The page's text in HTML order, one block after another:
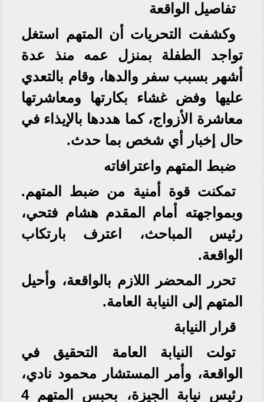
تفاصيل الواقعة
وكشفت التحريات أن المتهم استغل
تواجد الطفلة بمنزل عمه منذ عدة
أشهر بسبب سفر والدها، وقام بالتعدي
عليها وفض غشاء بكارتها ومعاشرتها
معاشرة الأزواج، كما هددها بالإيذاء في
حال إخبار أي شخص بما حدث.
ضبط المتهم واعترافاته
تمكنت قوة أمنية من ضبط المتهم.
وبمواجهته أمام المقدم هشام فتحي،
رئيس المباحث، اعترف بارتكاب
الواقعة.
تحرر المحضر اللازم بالواقعة، وأحيل
المتهم إلى النيابة العامة.
قرار النيابة
تولت النيابة العامة التحقيق في
الواقعة، وأمر المستشار محمود نادي،
رئيس نيابة الجيزة، بحبس المتهم 4